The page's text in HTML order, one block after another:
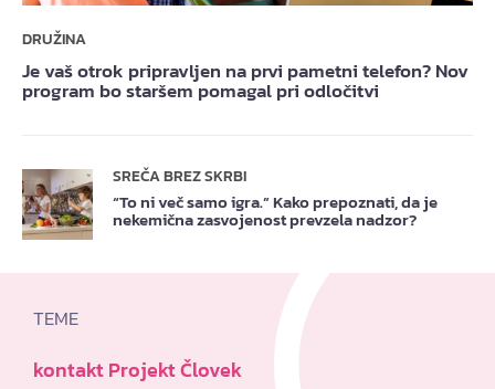
DRUŽINA
Je vaš otrok pripravljen na prvi pametni telefon? Nov
program bo staršem pomagal pri odločitvi
SREČA BREZ SKRBI
“To ni več samo igra.” Kako prepoznati, da je
nekemična zasvojenost prevzela nadzor?
TEME
kontakt Projekt Človek